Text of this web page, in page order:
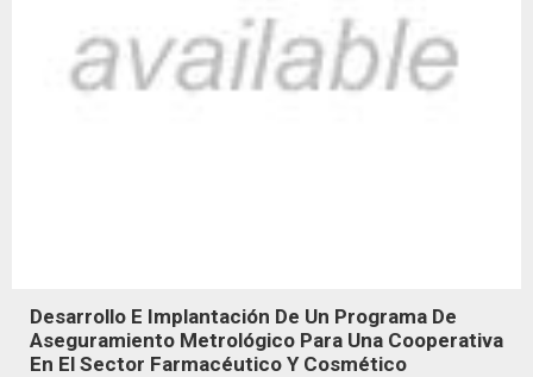
Desarrollo E Implantación De Un Programa De
Aseguramiento Metrológico Para Una Cooperativa
En El Sector Farmacéutico Y Cosmético